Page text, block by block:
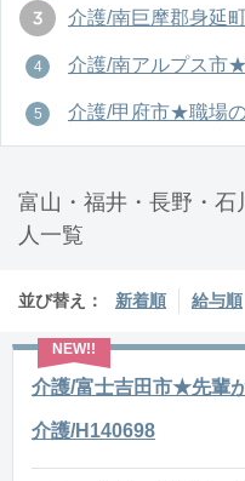
介護/南巨摩郡身延
介護/南アルプス市
介護/甲府市★職場
富山・福井・長野・石
人一覧
並び替え： 新着順 給与順
介護/富士吉田市★先輩
介護/H140698